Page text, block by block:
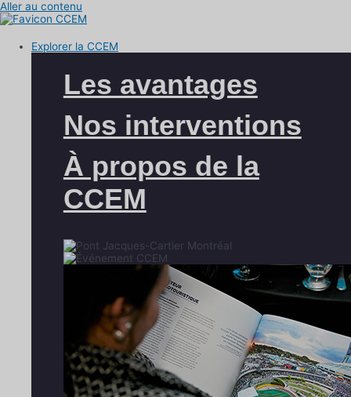
Aller au contenu
Explorer la CCEM
Les avantages
Nos interventions
À propos de la
CCEM